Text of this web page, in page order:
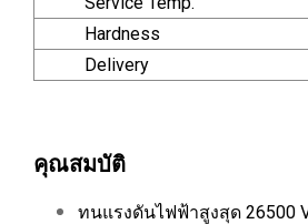
Hardness
Delivery
คุณสมบัติ
ทนแรงดันไฟฟ้าสูงสุด 26500